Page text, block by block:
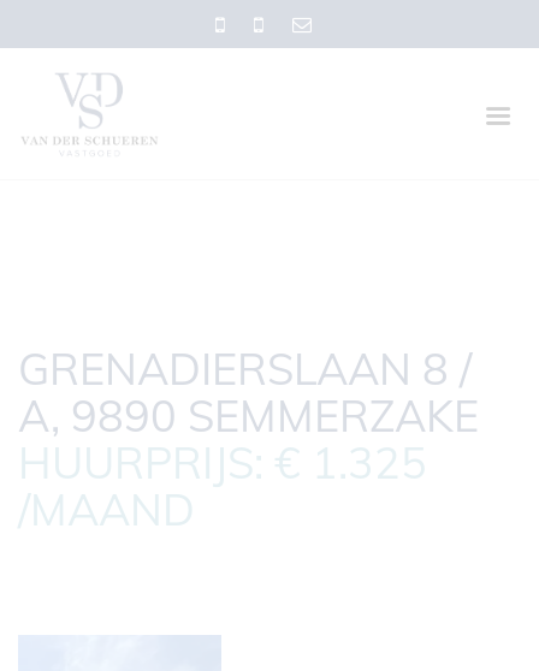
GRENADIERSLAAN 8 /
A, 9890 SEMMERZAKE
HUURPRIJS: € 1.325
/MAAND